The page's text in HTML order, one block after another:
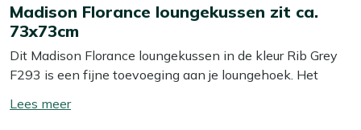
Madison Florance loungekussen zit ca.
73x73cm
Dit Madison Florance loungekussen in de kleur Rib Grey
F293 is een fijne toevoeging aan je loungehoek. Het
stevige vulling. Perfect voor een ontspannen middag in
Toon/verberg